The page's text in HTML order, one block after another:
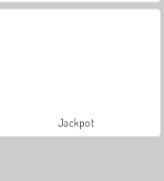
Jackpot